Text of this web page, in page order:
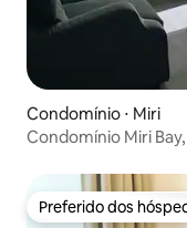
Condomínio ⋅ Miri
Condomínio Miri
Preferido dos
Preferido dos